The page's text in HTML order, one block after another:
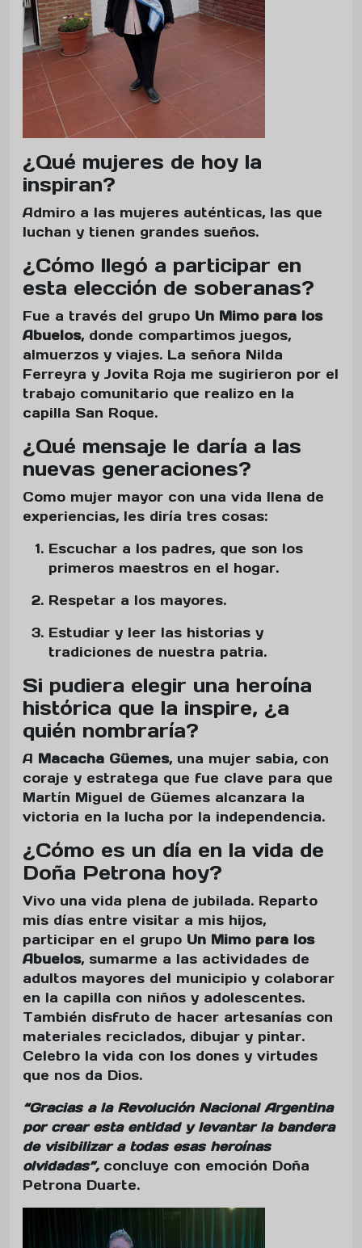
¿Qué mujeres de hoy la
inspiran?
Admiro a las mujeres auténticas, las que
luchan y tienen grandes sueños.
¿Cómo llegó a participar en
esta elección de soberanas?
Fue a través del grupo Un Mimo para los
Abuelos, donde compartimos juegos,
almuerzos y viajes. La señora Nilda
Ferreyra y Jovita Roja me sugirieron por el
trabajo comunitario que realizo en la
capilla San Roque.
¿Qué mensaje le daría a las
nuevas generaciones?
Como mujer mayor con una vida llena de
experiencias, les diría tres cosas:
Escuchar a los padres, que son los
primeros maestros en el hogar.
Respetar a los mayores.
Estudiar y leer las historias y
tradiciones de nuestra patria.
Si pudiera elegir una heroína
histórica que la inspire, ¿a
quién nombraría?
A Macacha Güemes, una mujer sabia, con
coraje y estratega que fue clave para que
Martín Miguel de Güemes alcanzara la
victoria en la lucha por la independencia.
¿Cómo es un día en la vida de
Doña Petrona hoy?
Vivo una vida plena de jubilada. Reparto
mis días entre visitar a mis hijos,
participar en el grupo Un Mimo para los
Abuelos, sumarme a las actividades de
adultos mayores del municipio y colaborar
en la capilla con niños y adolescentes.
También disfruto de hacer artesanías con
materiales reciclados, dibujar y pintar.
Celebro la vida con los dones y virtudes
que nos da Dios.
“Gracias a la Revolución Nacional Argentina
por crear esta entidad y levantar la bandera
de visibilizar a todas esas heroínas
olvidadas”, concluye con emoción Doña
Petrona Duarte.